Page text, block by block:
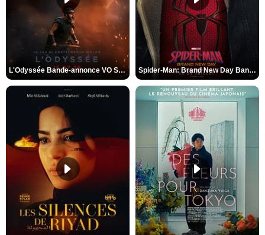
L'Odyssée Bande-annonce VO STFR Spider-Man: Brand New Day Bande-annonce VO STFR